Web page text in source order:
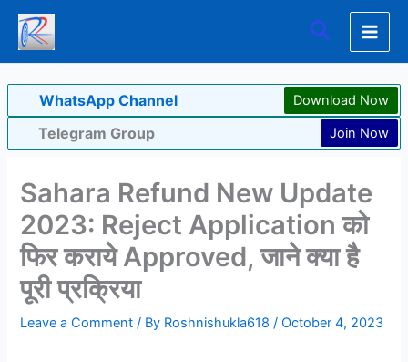
Skip
content
Search
WhatsApp Channel Download Now
Telegram Group Join Now
Sahara Refund New Update
2023: Reject Application को
फिर कराये Approved, जाने क्या है
पूरी प्रक्रिया
Leave a Comment / By Roshnishukla618/October 4, 2023